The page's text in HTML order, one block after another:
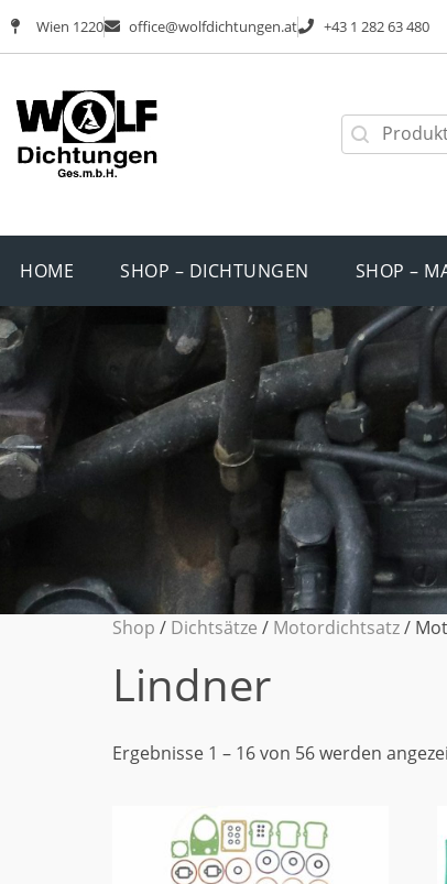
Wien 1220 office@wolfdichtungen.at +43 1 282 63 480
HOME SHOP – DICHTUNGEN SHOP –
Shop / Dichtsätze / Motordichtsatz/
Lindner
Ergebnisse 1 – 16 von 56 werden